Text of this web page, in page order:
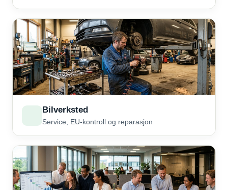
Bilverksted
Service, EU-kontroll og reparasjon